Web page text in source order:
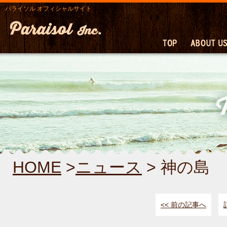
パライソル オフィシャルサイト
HOME >ニュース > 神の島
<< 前の記事へ